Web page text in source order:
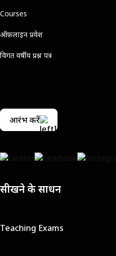
Courses
ऑफ़लाइन प्रवेश
विगत वर्षीय प्रश्न पत्र
आरंभ करें
सीखने के साधन
Teaching Exams